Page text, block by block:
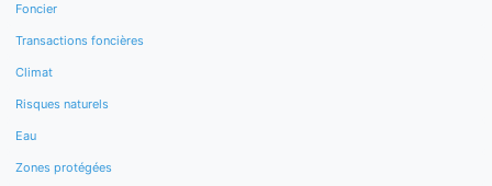
Foncier
Transactions foncières
Climat
Risques naturels
Eau
Zones protégées